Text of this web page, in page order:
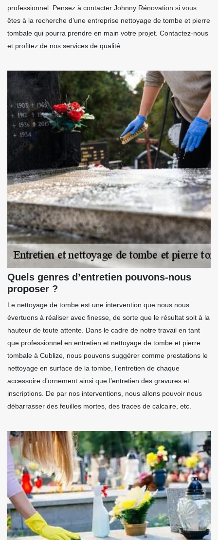
professionnel. Pensez à contacter Johnny Rénovation si vous
êtes à la recherche d’une entreprise nettoyage de tombe et pierre
tombale qui pourra prendre en main votre projet. Contactez-nous
et profitez de nos services de qualité.
Quels genres d’entretien pouvons-nous
proposer ?
Le nettoyage de tombe est une intervention que nous nous
évertuons à réaliser avec finesse, de sorte que le résultat soit à la
hauteur de toute attente. Dans le cadre de notre travail en tant
que professionnel en entretien et nettoyage de tombe et pierre
tombale à Cublize, nous pouvons suggérer comme prestations le
nettoyage en surface de la tombe, l’entretien de chaque
accessoire d’ornement ainsi que l’entretien des gravures et
inscriptions. De par nos interventions, nous allons pouvoir nous
débarrasser des feuilles mortes, des traces de calcaire, etc.